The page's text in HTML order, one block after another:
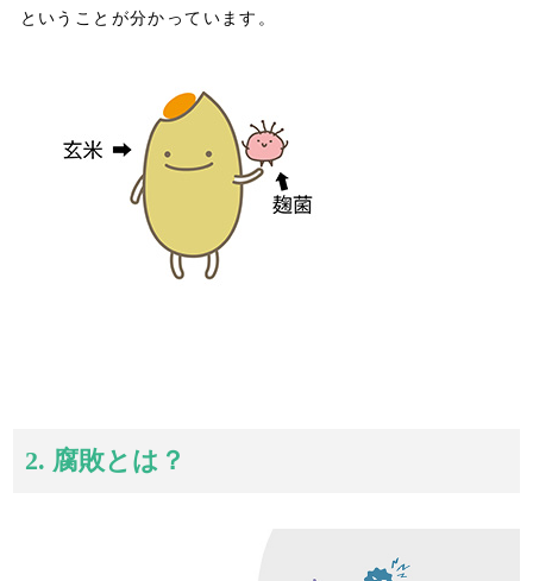
ということが分かっています。
2. 腐敗とは？